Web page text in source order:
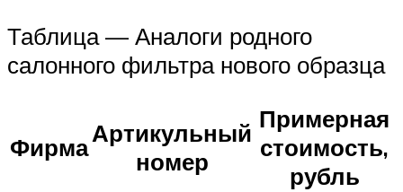
Таблица — Аналоги родного
салонного фильтра нового образца
ФирмаАртикульный
номер
Примерная
стоимость,
рубль